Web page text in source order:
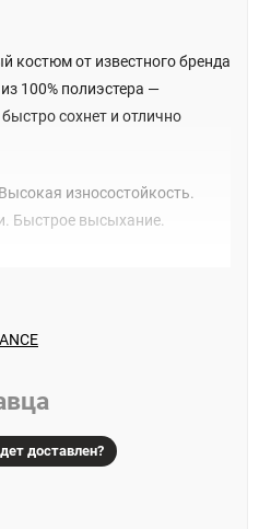
костюм от известного бренда
100% полиэстера —
сохнет и отлично
износостойкость.
Быстрое высыхание.
универсальный,
Повседневная носка
ценит качество, узнаваемый
доставлен?